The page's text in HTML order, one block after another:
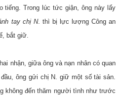
tiếng. Trong lúc tức giận, ông này lấy
tay chị N. thì bị lực lượng Công an
bắt giữ.
nhận, giữa ông và nạn nhân có quan
ông gửi chị N. giữ một số tài sản.
không đến thăm người tình như trước